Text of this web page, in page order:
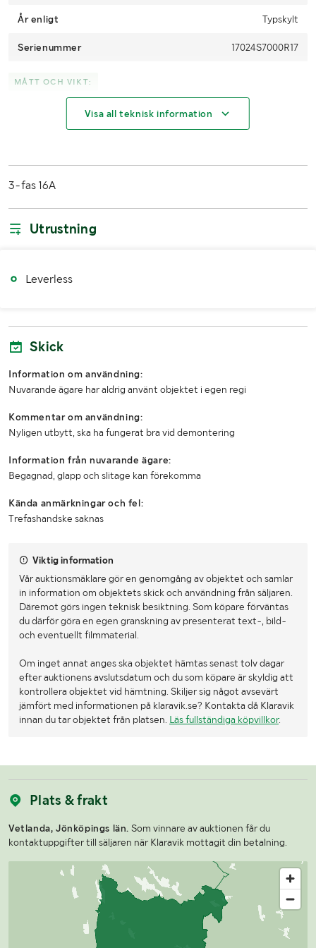
År enligt Typskylt
Serienummer 17024S7000R17
MÅTT OCH VIKT:
LASTHJÄLPSINFORMATION:
Visa all teknisk information
3-fas 16A
Utrustning
Leverless
Skick
Information om användning:
Nuvarande ägare har aldrig använt objektet i egen regi
Kommentar om användning:
Nyligen utbytt, ska ha fungerat bra vid demontering
Information från nuvarande ägare:
Begagnad, glapp och slitage kan förekomma
Kända anmärkningar och fel:
Trefashandske saknas
Viktig information
Vår auktionsmäklare gör en genomgång av objektet och samlar
in information om objektets skick och användning från säljaren.
Däremot görs ingen teknisk besiktning. Som köpare förväntas
du därför göra en egen granskning av presenterat text-, bild-
och eventuellt filmmaterial.
Om inget annat anges ska objektet hämtas senast tolv dagar
efter auktionens avslutsdatum och du som köpare är skyldig att
kontrollera objektet vid hämtning. Skiljer sig något avsevärt
jämfört med informationen på klaravik.se? Kontakta då Klaravik
innan du tar objektet från platsen. Läs fullständiga köpvillkor.
Plats & frakt
Vetlanda, Jönköpings län. Som vinnare av auktionen får du
kontaktuppgifter till säljaren när Klaravik mottagit din betalning.